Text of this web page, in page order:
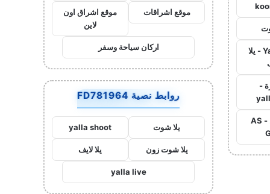
Yalla Live - يلا
-
اس جول - AS
موقع اشراقات
موقع اشراق اون
لاين
اركان سياحة وسفر
روابط نصية FD781964
يلا شوت yalla shoot
يلا شوت زون يلا لايف
yalla live